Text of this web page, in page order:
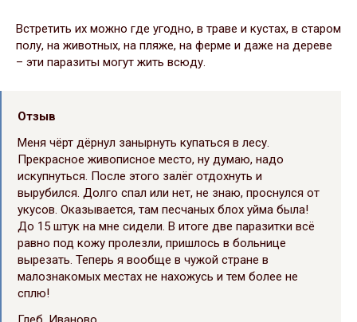
Встретить их можно где угодно, в траве и кустах, в старом
полу, на животных, на пляже, на ферме и даже на дереве
– эти паразиты могут жить всюду.
Отзыв
Меня чёрт дёрнул занырнуть купаться в лесу.
Прекрасное живописное место, ну думаю, надо
искупнуться. После этого залёг отдохнуть и
вырубился. Долго спал или нет, не знаю, проснулся от
укусов. Оказывается, там песчаных блох уйма была!
До 15 штук на мне сидели. В итоге две паразитки всё
равно под кожу пролезли, пришлось в больнице
вырезать. Теперь я вообще в чужой стране в
малознакомых местах не нахожусь и тем более не
сплю!